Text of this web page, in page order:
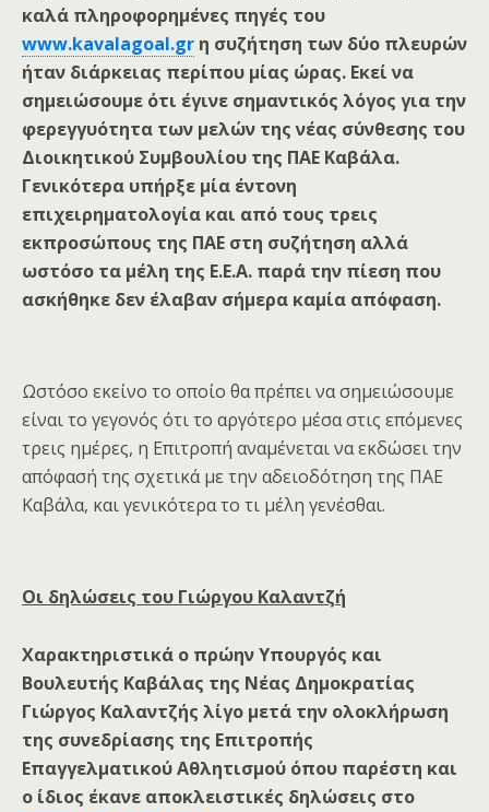
καλά πληροφορημένες πηγές του
www.kavalagoal.gr η συζήτηση των δύο πλευρών
ήταν διάρκειας περίπου μίας ώρας. Εκεί να
σημειώσουμε ότι έγινε σημαντικός λόγος για την
φερεγγυότητα των μελών της νέας σύνθεσης του
Διοικητικού Συμβουλίου της ΠΑΕ Καβάλα.
Γενικότερα υπήρξε μία έντονη
επιχειρηματολογία και από τους τρεις
εκπροσώπους της ΠΑΕ στη συζήτηση αλλά
ωστόσο τα μέλη της Ε.Ε.Α. παρά την πίεση που
ασκήθηκε δεν έλαβαν σήμερα καμία απόφαση.
Ωστόσο εκείνο το οποίο θα πρέπει να σημειώσουμε
είναι το γεγονός ότι το αργότερο μέσα στις επόμενες
τρεις ημέρες, η Επιτροπή αναμένεται να εκδώσει την
απόφασή της σχετικά με την αδειοδότηση της ΠΑΕ
Καβάλα, και γενικότερα το τι μέλη γενέσθαι.
Οι δηλώσεις του Γιώργου Καλαντζή
Χαρακτηριστικά ο πρώην Υπουργός και
Βουλευτής Καβάλας της Νέας Δημοκρατίας
Γιώργος Καλαντζής λίγο μετά την ολοκλήρωση
της συνεδρίασης της Επιτροπής
Επαγγελματικού Αθλητισμού όπου παρέστη και
ο ίδιος έκανε αποκλειστικές δηλώσεις στο